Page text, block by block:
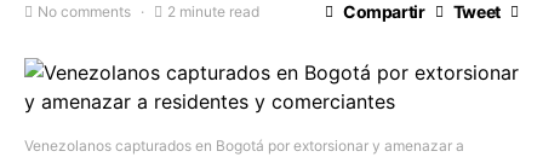
No comments 2 minute read Compartir Tweet
Venezolanos capturados en Bogotá por extorsionar y amenazar a